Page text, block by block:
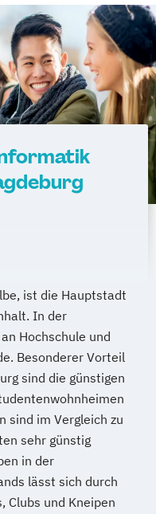
ist die Hauptstadt
In der
Hochschule und
Besonderer Vorteil
sind die günstigen
sind im Vergleich zu
sehr günstig
in der
lässt sich durch
Clubs und Kneipen